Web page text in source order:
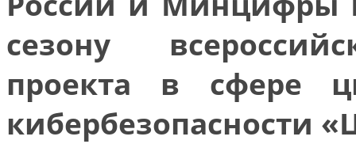
сезону
проекта в сфере
кибербезопасности